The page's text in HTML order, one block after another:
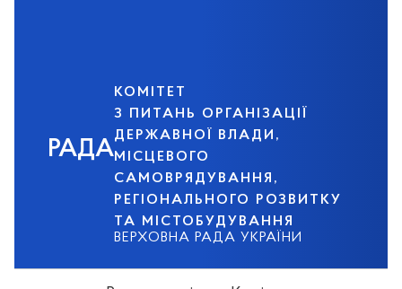
РАДА
КОМІТЕТ
З ПИТАНЬ ОРГАНІЗАЦІЇ
ДЕРЖАВНОЇ ВЛАДИ,
МІСЦЕВОГО
САМОВРЯДУВАННЯ,
РЕГІОНАЛЬНОГО РОЗВИТКУ
ТА МІСТОБУДУВАННЯ
ВЕРХОВНА РАДА УКРАЇНИ